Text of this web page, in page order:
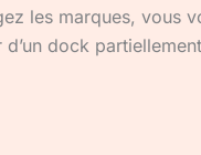
les marques, vous
dock